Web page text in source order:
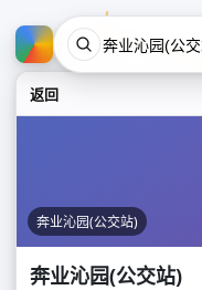
返回
奔业沁园(公交站)
奔业沁园(公交站)